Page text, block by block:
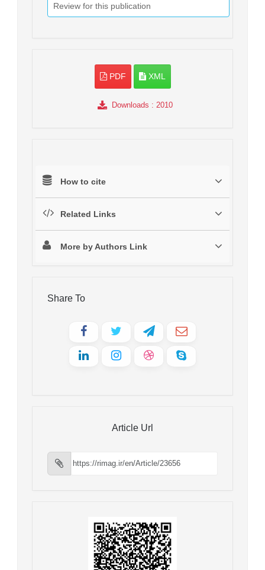
Review for this publication
PDF XML
Downloads : 2010
How to cite
Related Links
More by Authors Link
Share To
Article Url